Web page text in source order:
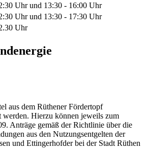
Uhr und 13:30 - 16:00 Uhr
Uhr und 13:30 - 17:30 Uhr
Uhr
aus dem Rüthener Fördertopf
Hierzu können jeweils zum
Anträge gemäß der Richtlinie über die
aus den Nutzungsentgelten der
und Ettingerhofder bei der Stadt Rüthen